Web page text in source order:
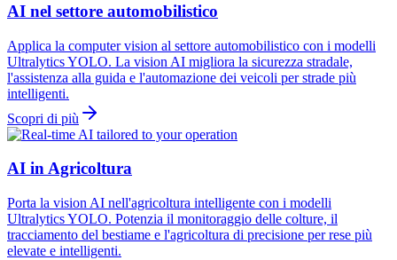
AI nel settore automobilistico
Applica la computer vision al settore automobilistico con i modelli
Ultralytics YOLO. La vision AI migliora la sicurezza stradale,
l'assistenza alla guida e l'automazione dei veicoli per strade più
intelligenti.
Scopri di più
AI in Agricoltura
Porta la vision AI nell'agricoltura intelligente con i modelli
Ultralytics YOLO. Potenzia il monitoraggio delle colture, il
tracciamento del bestiame e l'agricoltura di precisione per rese più
elevate e intelligenti.